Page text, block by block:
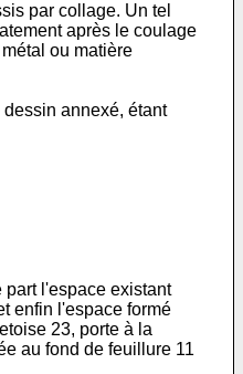
par collage. Un tel
après le coulage
ou matière
annexé, étant
l'espace existant
enfin l'espace formé
23, porte à la
au fond de feuillure 11